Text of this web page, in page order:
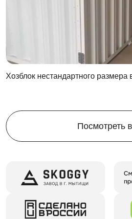
часа. Позовите на помощь
работать еще быстрее!
Контейнер не требует
устанавливается на
Цикличность сборки-
Благодаря сборно-разборной
Собирайте и разбирайте
перевозите до 50 раз. Он
Продажа контейнера – не
интенсивной эксплуатации.
На все случаи жизни
Хозблок нестандартного размера
Посмотреть